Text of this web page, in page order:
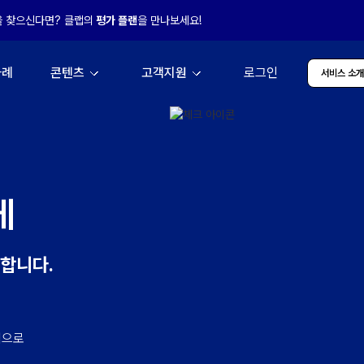
찾으신다면? 클랩의 평가 플랜을 만나보세요!
콘텐츠 고객지원 로그인 서비스 소
니다.
로